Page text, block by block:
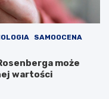
SAMOOCENA
może
wartości